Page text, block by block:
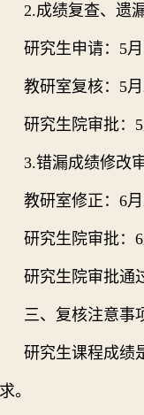
2.成绩复查、遗
研究生申请：5
教研室复核：5
研究生院审批：
3.错漏成绩修改
教研室修正：6
研究生院审批：
研究生院审批通
三、复核注意事
研究生课程成绩
求。